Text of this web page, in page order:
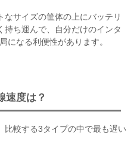
サイズの筐体の上にバッテリ
持ち運んで、自分だけのインタ
になる利便性があります。
速度は？
比較する3タイプの中で最も遅い